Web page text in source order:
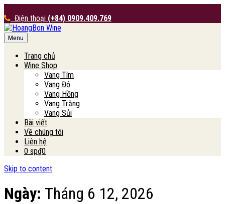
Điện thoại (+84) 0909.409.769
HoangBon Wine
Menu
Trang chủ
Wine Shop
Vang Tím
Vang Đỏ
Vang Hồng
Vang Trắng
Vang Sủi
Bài viết
Về chúng tôi
Liên hệ
0 sp₫0
Skip to content
Ngày: Tháng 6 12, 2026